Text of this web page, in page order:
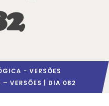
- VERSÕES
VERSÕES | DIA 082